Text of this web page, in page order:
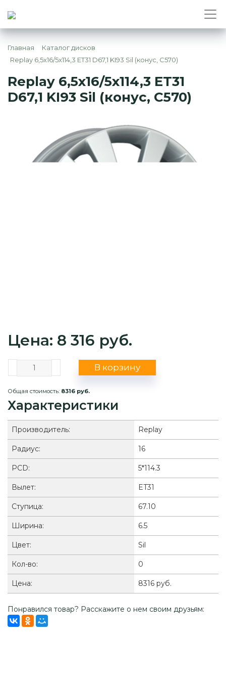
Главная
Каталог дисков
Replay 6,5x16/5x114,3 ET31 D67,1 KI93 Sil (конус, C570)
Replay 6,5x16/5x114,3 ET31
D67,1 KI93 Sil (конус, C570)
Цена: 8 316 руб.
В корзину
Общая стоимость: 8316 руб.
Характеристики
Производитель: Replay
Радиус: 16
PCD: 5*114.3
Вылет: ET31
Ступица: 67.10
Ширина: 6.5
Цвет: Sil
Кол-во: 0
Цена: 8316 руб.
Понравился товар? Расскажите о нем своим друзьям: